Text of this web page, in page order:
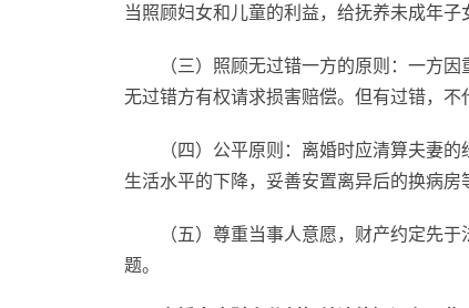
当照顾妇女和儿童的利益，给抚养未成年子
（三）照顾无过错一方的原则：一方
无过错方有权请求损害赔偿。但有过错，不
（四）公平原则：离婚时应清算夫妻
生活水平的下降，妥善安置离异后的换病房
（五）尊重当事人意愿，财产约定先
题。